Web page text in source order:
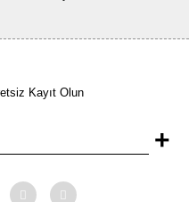
Kayıt Olun
+